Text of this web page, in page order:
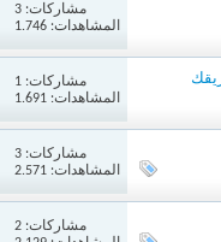
مشاركات:3
المشاهدات: 1.746
مشاركات:1
المشاهدات: 1.691
مشاركات:3
المشاهدات: 2.571
مشاركات:2